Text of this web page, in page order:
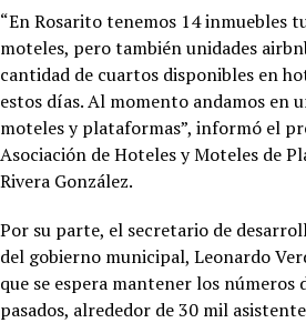
“En Rosarito tenemos 14 inmuebles
moteles, pero también unidades
cantidad de cuartos disponibles en
estos días. Al momento andamos en
moteles y plataformas”, informó el
Asociación de Hoteles y Moteles de
Rivera González.
Por su parte, el secretario de
del gobierno municipal, Leonardo
que se espera mantener los números
pasados, alrededor de 30 mil